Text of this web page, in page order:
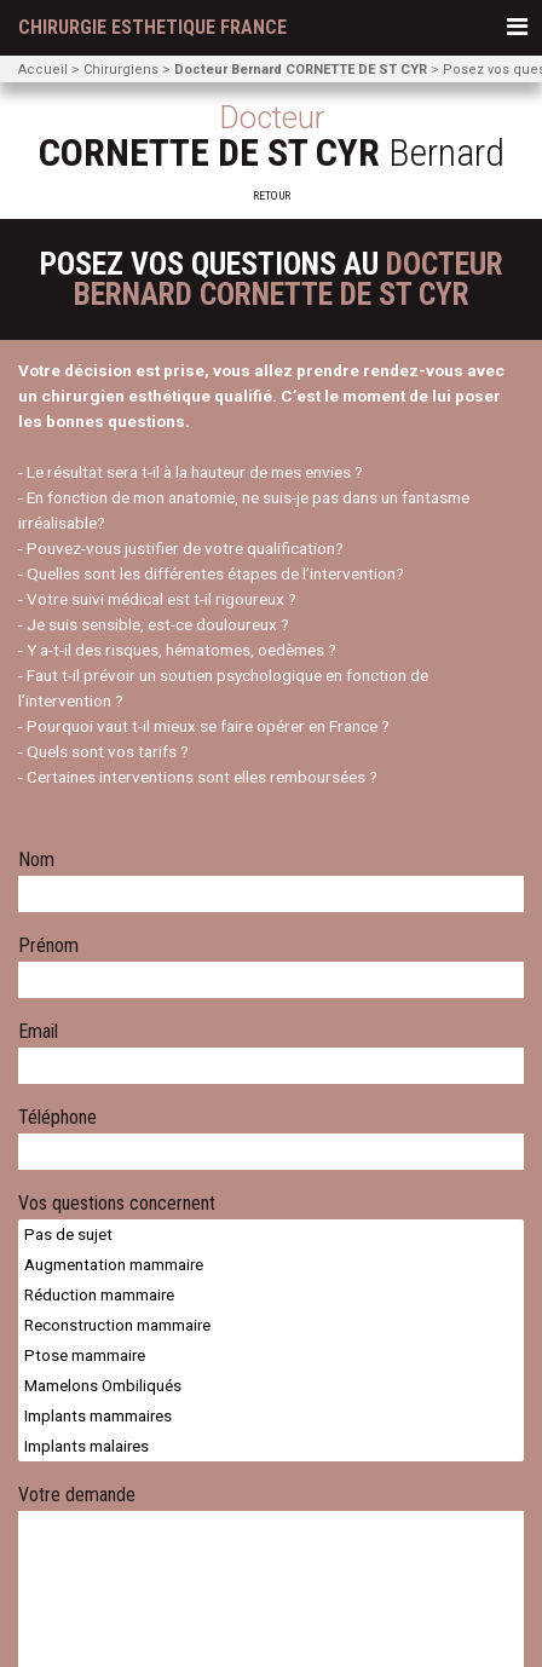
CHIRURGIE ESTHETIQUE FRANCE
Accueil Chirurgiens Docteur Bernard CORNETTE DE ST CYR Posez vos
Docteur
CORNETTE DE ST CYR Bernard
RETOUR
POSEZ VOS QUESTIONS AU DOCTEUR
BERNARD CORNETTE DE ST CYR
Votre décision est prise, vous allez prendre rendez-vous avec
un chirurgien esthétique qualifié. C’est le moment de lui poser
les bonnes questions.
- Le résultat sera t-il à la hauteur de mes envies ?
- En fonction de mon anatomie, ne suis-je pas dans un fantasme
irréalisable?
- Pouvez-vous justifier de votre qualification?
- Quelles sont les différentes étapes de l’intervention?
- Votre suivi médical est t-il rigoureux ?
- Je suis sensible, est-ce douloureux ?
- Y a-t-il des risques, hématomes, oedèmes ?
- Faut t-il prévoir un soutien psychologique en fonction de
l’intervention ?
- Pourquoi vaut t-il mieux se faire opérer en France ?
- Quels sont vos tarifs ?
- Certaines interventions sont elles remboursées ?
Nom
Prénom
Email
Téléphone
Vos questions concernent
Votre demande